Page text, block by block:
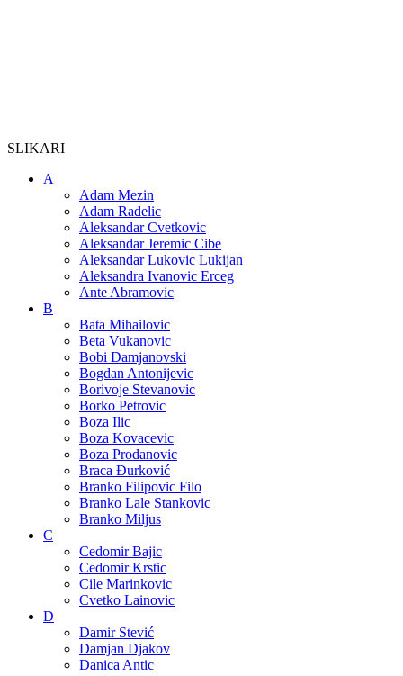
SLIKARI
A
Adam Mezin
Adam Radelic
Aleksandar Cvetkovic
Aleksandar Jeremic Cibe
Aleksandar Lukovic Lukijan
Aleksandra Ivanovic Erceg
Ante Abramovic
B
Bata Mihailovic
Beta Vukanovic
Bobi Damjanovski
Bogdan Antonijevic
Borivoje Stevanovic
Borko Petrovic
Boza Ilic
Boza Kovacevic
Boza Prodanovic
Braca Đurković
Branko Filipovic Filo
Branko Lale Stankovic
Branko Miljus
C
Cedomir Bajic
Cedomir Krstic
Cile Marinkovic
Cvetko Lainovic
D
Damir Stević
Damjan Djakov
Danica Antic